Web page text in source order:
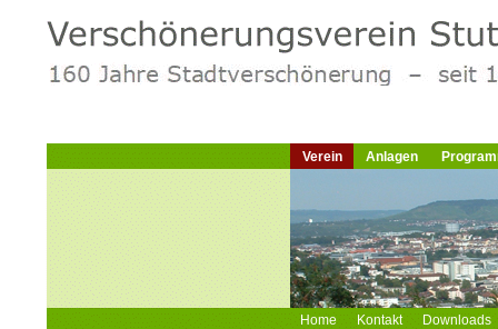
Verein Anlagen
Home Kontakt Downloads